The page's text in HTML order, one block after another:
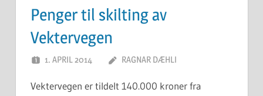
Penger til skilting av
Vektervegen
1. APRIL 2014 RAGNAR DÆHLI
Vektervegen er tildelt 140.000 kroner fra